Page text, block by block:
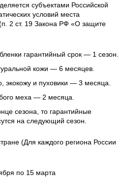
субъектами Российской
условий места
2 ст. 19 Закона РФ «О защите
гарантийный срок — 1 сезон.
кожи — 6 месяцев.
экокожу и пуховики — 3 месяца.
меха — 2 месяца.
сезона, то гарантийные
на следующий сезон.
(Для каждого региона России
по 15 марта